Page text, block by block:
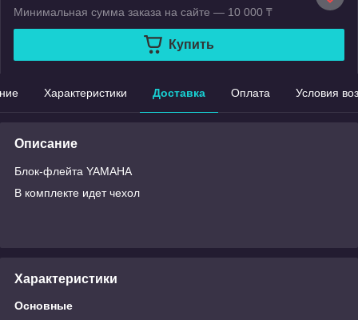
Минимальная сумма заказа на сайте — 10 000 ₸
Купить
Характеристики Доставка Оплата Условия
Описание
Блок-флейта YAMAHA
В комплекте идет чехол
Характеристики
Основные